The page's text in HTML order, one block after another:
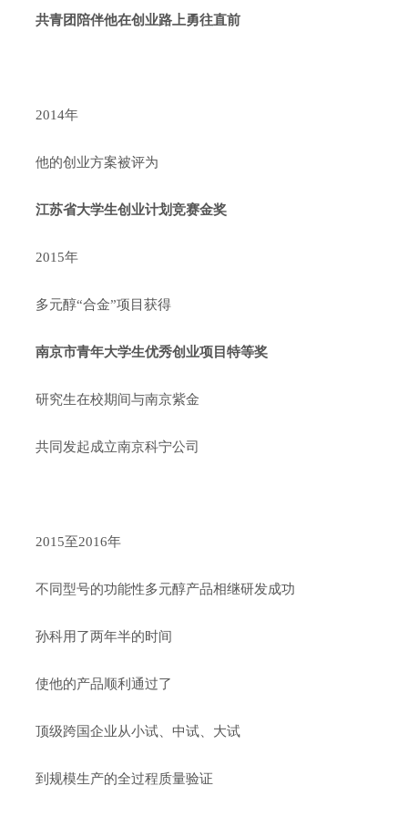
共青团陪伴他在创业路上勇往直前
2014年
他的创业方案被评为
江苏省大学生创业计划竞赛金奖
2015年
多元醇“合金”项目获得
南京市青年大学生优秀创业项目特等奖
研究生在校期间与南京紫金
共同发起成立南京科宁公司
2015至2016年
不同型号的功能性多元醇产品相继研发成功
孙科用了两年半的时间
使他的产品顺利通过了
顶级跨国企业从小试、中试、大试
到规模生产的全过程质量验证